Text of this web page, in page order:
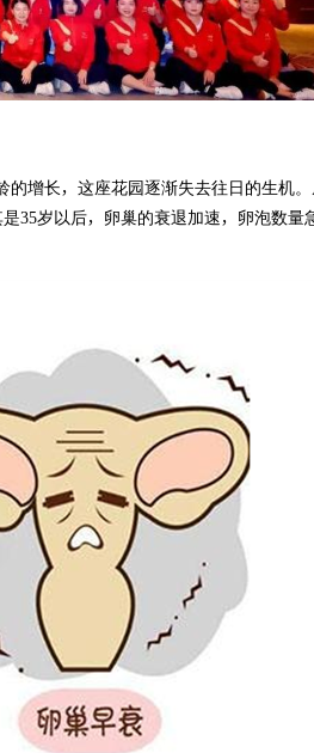
增长，这座花园逐渐失去往日的生机。
35岁以后，卵巢的衰退加速，卵泡数量